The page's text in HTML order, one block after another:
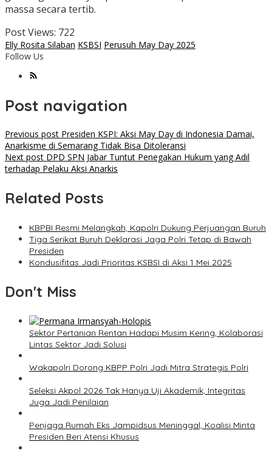
massa secara tertib.
Post Views: 722
Elly Rosita Silaban KSBSI Perusuh May Day 2025
Follow Us
Post navigation
Previous post Presiden KSPI: Aksi May Day di Indonesia Damai,
Anarkisme di Semarang Tidak Bisa Ditoleransi
Next post DPD SPN Jabar Tuntut Penegakan Hukum yang Adil
terhadap Pelaku Aksi Anarkis
Related Posts
KBPBI Resmi Melangkah, Kapolri Dukung Perjuangan Buruh
Tiga Serikat Buruh Deklarasi Jaga Polri Tetap di Bawah
Presiden
Kondusifitas Jadi Prioritas KSBSI di Aksi 1 Mei 2025
Don't Miss
Sektor Pertanian Rentan Hadapi Musim Kering, Kolaborasi
Lintas Sektor Jadi Solusi
Wakapolri Dorong KBPP Polri Jadi Mitra Strategis Polri
Seleksi Akpol 2026 Tak Hanya Uji Akademik, Integritas
Juga Jadi Penilaian
Penjaga Rumah Eks Jampidsus Meninggal, Koalisi Minta
Presiden Beri Atensi Khusus